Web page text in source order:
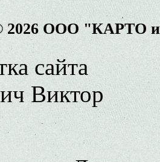
2026 ООО "КАРТО
сайта
Виктор